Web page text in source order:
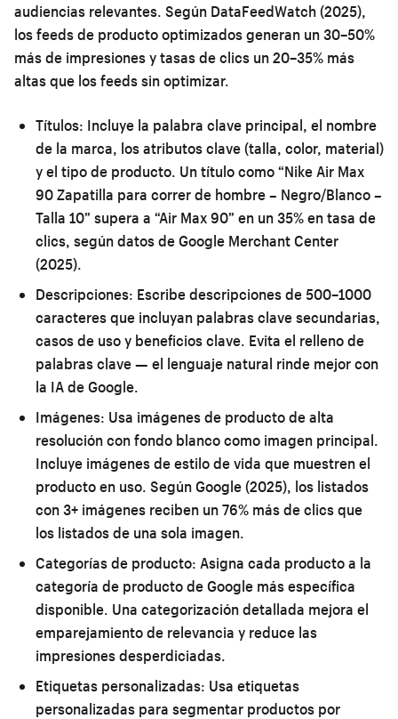
audiencias relevantes. Según DataFeedWatch (2025),
los feeds de producto optimizados generan un 30–50%
más de impresiones y tasas de clics un 20–35% más
altas que los feeds sin optimizar.
Títulos: Incluye la palabra clave principal, el nombre
de la marca, los atributos clave (talla, color, material)
y el tipo de producto. Un título como “Nike Air Max
90 Zapatilla para correr de hombre – Negro/Blanco –
Talla 10” supera a “Air Max 90” en un 35% en tasa de
clics, según datos de Google Merchant Center
(2025).
Descripciones: Escribe descripciones de 500–1000
caracteres que incluyan palabras clave secundarias,
casos de uso y beneficios clave. Evita el relleno de
palabras clave — el lenguaje natural rinde mejor con
la IA de Google.
Imágenes: Usa imágenes de producto de alta
resolución con fondo blanco como imagen principal.
Incluye imágenes de estilo de vida que muestren el
producto en uso. Según Google (2025), los listados
con 3+ imágenes reciben un 76% más de clics que
los listados de una sola imagen.
Categorías de producto: Asigna cada producto a la
categoría de producto de Google más específica
disponible. Una categorización detallada mejora el
emparejamiento de relevancia y reduce las
impresiones desperdiciadas.
Etiquetas personalizadas: Usa etiquetas
personalizadas para segmentar productos por